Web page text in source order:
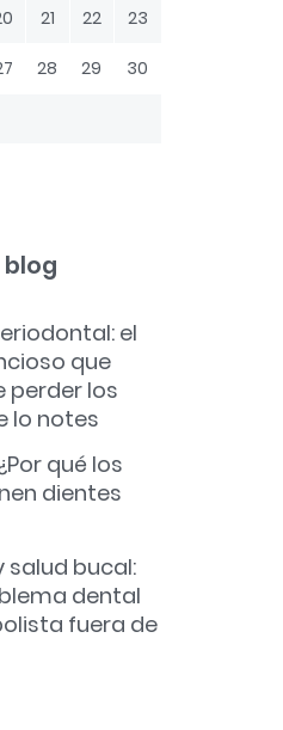
21 22 23
28 29 30
el
que
perder los
lo notes
qué los
dientes
salud bucal:
dental
fuera de